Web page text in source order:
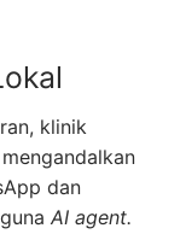
klinik
dan
AI agent.